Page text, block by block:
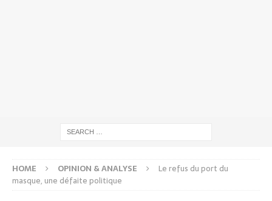
HOME OPINION & ANALYSE
Le refus du port du
masque, une défaite politique